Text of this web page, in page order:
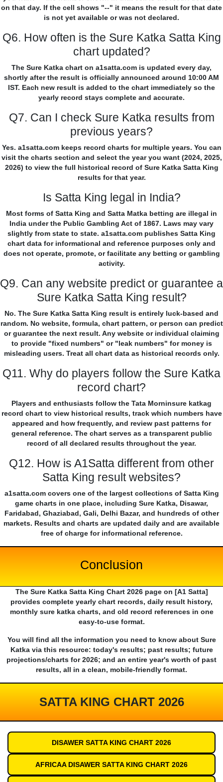
on that day. If the cell shows "--" it means the result for that date
is not yet available or was not declared.
Q6. How often is the Sure Katka Satta King
chart updated?
The Sure Katka chart on a1satta.com is updated every day,
shortly after the result is officially announced around 10:00 AM
IST. Each new result is added to the chart immediately so the
yearly record stays complete and accurate.
Q7. Can I check Sure Katka results from
previous years?
Yes. a1satta.com keeps record charts for multiple years. You can
visit the charts section and select the year you want (2024, 2025,
2026) to view the full historical record of Sure Katka Satta King
results for that year.
Is Satta King legal in India?
Most forms of Satta King and Satta Matka betting are illegal in
India under the Public Gambling Act of 1867. Laws may vary
slightly from state to state. a1satta.com publishes Satta King
chart data for informational and reference purposes only and
does not operate, promote, or facilitate any betting or gambling
activity.
Q9. Can any website predict or guarantee a
Sure Katka Satta King result?
No. The Sure Katka Satta King result is entirely luck-based and
random. No website, formula, chart pattern, or person can predict
or guarantee the next result. Any website or individual claiming
to provide "fixed numbers" or "leak numbers" for money is
misleading users. Treat all chart data as historical records only.
Q11. Why do players follow the Sure Katka
record chart?
Players and enthusiasts follow the Tata Morninsure katkag
record chart to view historical results, track which numbers have
appeared and how frequently, and review past patterns for
general reference. The chart serves as a transparent public
record of all declared results throughout the year.
Q12. How is A1Satta different from other
Satta King result websites?
a1satta.com covers one of the largest collections of Satta King
game charts in one place, including Sure Katka, Disawar,
Faridabad, Ghaziabad, Gali, Delhi Bazar, and hundreds of other
markets. Results and charts are updated daily and are available
free of charge for informational reference.
Conclusion
The Sure Katka Satta King Chart 2026 page on [A1 Satta]
provides complete yearly chart records, daily result history,
monthly sure katka charts, and old record references in one
easy-to-use format.
You will find all the information you need to know about Sure
Katka via this resource: today's results; past results; future
projections/charts for 2026; and an entire year's worth of past
results, all in a clean, mobile-friendly format.
SATTA KING CHART 2026
DISAWER SATTA KING CHART 2026
AFRICAA DISAWER SATTA KING CHART 2026